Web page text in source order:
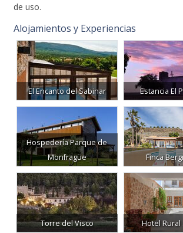
de uso.
Alojamientos y Experiencias
El Encanto del Sabinar Estancia El
Hospedería Parque de
Monfragüe
Finca
Torre del Visco Hotel Rural